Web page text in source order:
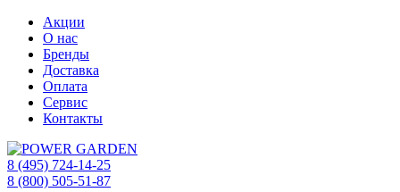
Акции
О нас
Бренды
Доставка
Оплата
Сервис
Контакты
8 (495) 724-14-25
8 (800) 505-51-87